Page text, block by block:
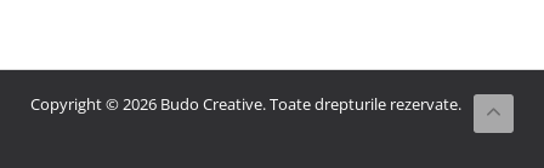
Copyright © 2026 Budo Creative. Toate drepturile rezervate.